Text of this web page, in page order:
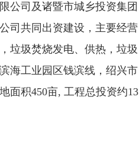
公司及诸暨市城乡投资集团
司共同出资建设，主要经营
垃圾焚烧发电、供热，垃圾
海工业园区钱滨线，绍兴市
面积450亩, 工程总投资约13